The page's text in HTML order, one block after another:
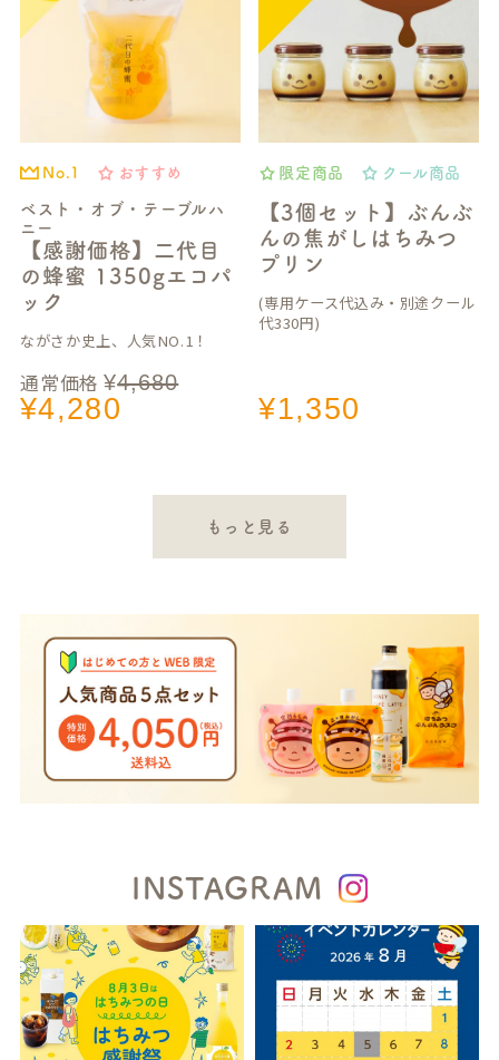
ベスト・オブ・テーブルハ
ニー
【感謝価格】二代目
の蜂蜜 1350gエコパ
ック
No.1 おすすめ
通常価格 ¥4,680
¥4,280
ながさか史上、人気NO.1！
【3個セット】ぶんぶ
んの焦がしはちみつ
プリン
限定商品 クール商品
¥1,350
(専用ケース代込み・別途クール
代330円)
もっと見る
INSTAGRAM